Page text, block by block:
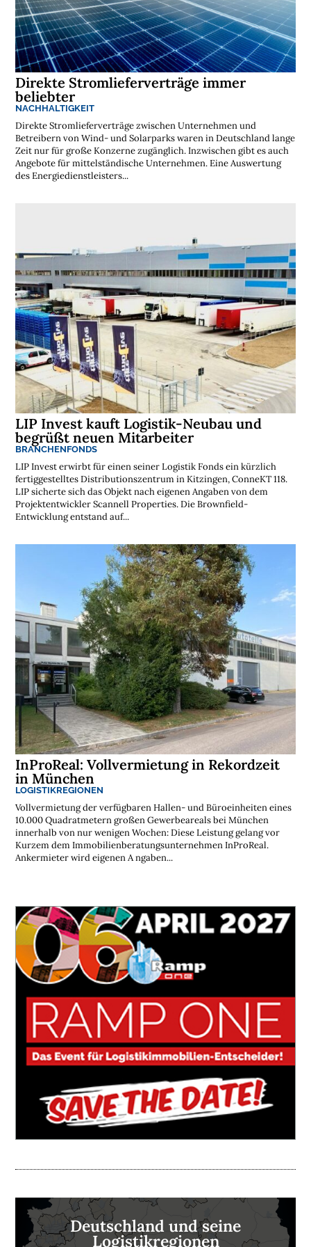
t
e
n
l
o
s
e
N
e
w
s
e
t
t
e
r
➔
e
n
Direkte Stromlieferverträge immer
beliebter
NACHHALTIGKEIT
Direkte Stromlieferverträge zwischen Unternehmen und
Betreibern von Wind- und Solarparks waren in Deutschland lange
Zeit nur für große Konzerne zugänglich. Inzwischen gibt es auch
Angebote für mittelständische Unternehmen. Eine Auswertung
des Energiedienstleisters...
LIP Invest kauft Logistik-Neubau und
begrüßt neuen Mitarbeiter
BRANCHENFONDS
LIP Invest erwirbt für einen seiner Logistik Fonds ein kürzlich
fertiggestelltes Distributionszentrum in Kitzingen, ConneKT 118.
LIP sicherte sich das Objekt nach eigenen Angaben von dem
Projektentwickler Scannell Properties. Die Brownfield-
Entwicklung entstand auf...
InProReal: Vollvermietung in Rekordzeit
in München
LOGISTIKREGIONEN
Vollvermietung der verfügbaren Hallen- und Büroeinheiten eines
10.000 Quadratmetern großen Gewerbeareals bei München
innerhalb von nur wenigen Wochen: Diese Leistung gelang vor
Kurzem dem Immobilienberatungsunternehmen InProReal.
Ankermieter wird eigenen A ngaben...
Deutschland und seine
Logistikregionen